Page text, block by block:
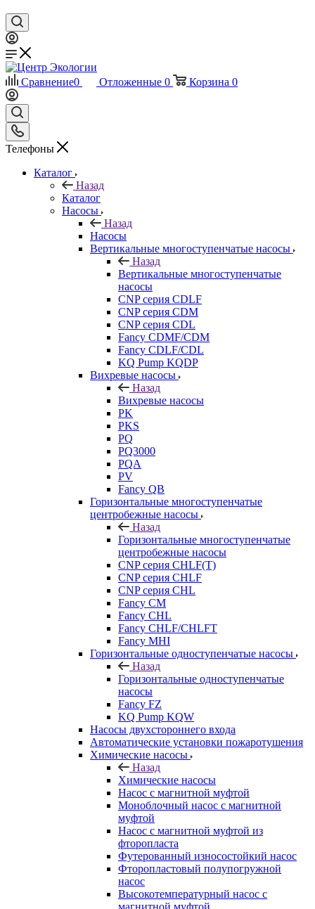
Сравнение0 Отложенные 0 Корзина 0
Телефоны
Каталог
Назад
Каталог
Насосы
Назад
Насосы
Вертикальные многоступенчатые насосы
Назад
Вертикальные многоступенчатые
насосы
CNP серия CDLF
CNP серия CDM
CNP серия CDL
Fancy CDMF/CDM
Fancy CDLF/CDL
KQ Pump KQDP
Вихревые насосы
Назад
Вихревые насосы
PK
PKS
PQ
PQ3000
PQA
PV
Fancy QB
Горизонтальные многоступенчатые
центробежные насосы
Назад
Горизонтальные многоступенчатые
центробежные насосы
CNP серия CHLF(T)
CNP серия CHLF
CNP серия CHL
Fancy CM
Fancy CHL
Fancy CHLF/CHLFT
Fancy MHI
Горизонтальные одноступенчатые насосы
Назад
Горизонтальные одноступенчатые
насосы
Fancy FZ
KQ Pump KQW
Насосы двухстороннего входа
Автоматические установки пожаротушения
Химические насосы
Назад
Химические насосы
Насос с магнитной муфтой
Моноблочный насос с магнитной
муфтой
Насос с магнитной муфтой из
фторопласта
Футерованный износостойкий насос
Фторопластовый полупогружной
насос
Высокотемпературный насос с
магнитной муфтой